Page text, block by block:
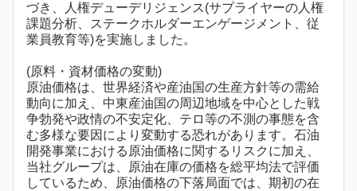
づき、人権デューデリジェンス(サプライヤーの人権
課題分析、ステークホルダーエンゲージメント、従
業員教育等)を実施しました。
(原料・資材価格の変動)
原油価格は、世界経済や産油国の生産方針等の需給
動向に加え、中東産油国の周辺地域を中心とした戦
争勃発や政情の不安定化、テロ等の不測の事態を含
む多様な要因により変動する恐れがあります。石油
開発事業における原油価格に関するリスクに加え、
当社グループは、原油在庫の価格を総平均法で評価
しているため、原油価格の下落局面では、期初の在